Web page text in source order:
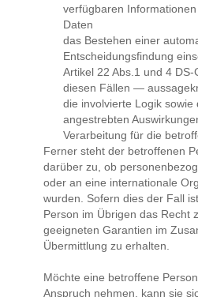
verfügbaren
Daten
das Bestehen einer
Entscheidungsfindung
Artikel 22 Abs.1 und 4
diesen Fällen —
die involvierte Logik sowie
angestrebten
Verarbeitung für die
Ferner steht der betroffenen
darüber zu, ob
oder an eine internationale
wurden. Sofern dies der Fall
Person im Übrigen das Recht
geeigneten Garantien im
Übermittlung zu erhalten.
Möchte eine betroffene
Anspruch nehmen, kann sie